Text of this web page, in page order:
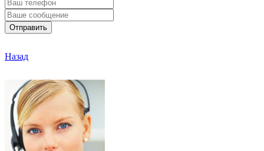
Отправить
Назад